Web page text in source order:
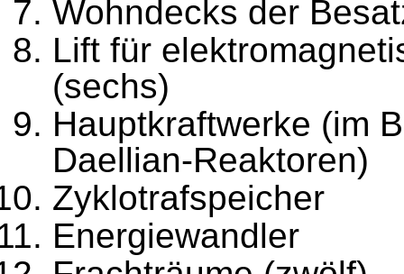
Wohndecks der
Lift für
(sechs)
Hauptkraftwerke (im
Daellian-Reaktoren)
Zyklotrafspeicher
Energiewandler